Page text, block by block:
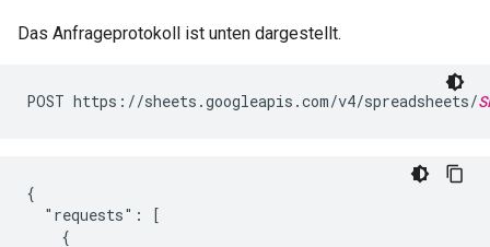
Das Anfrageprotokoll ist unten dargestellt.
POST https://sheets.googleapis.com/v4/spreadsheets/
{
  "requests": [
    {